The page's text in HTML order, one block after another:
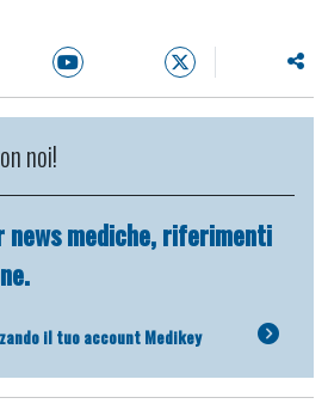
noi!
news mediche, riferimenti
il tuo account Medikey